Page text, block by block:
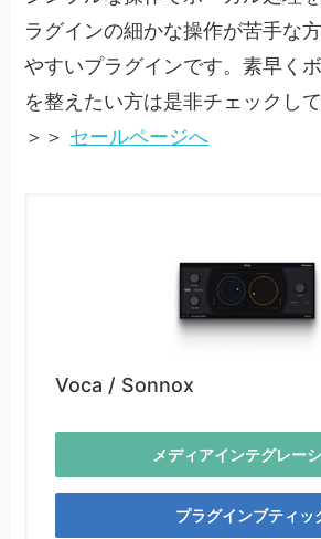
ラグインの細かな操作が苦手な
やすいプラグインです。素早く
を整えたい方は是非チェックし
＞＞ セールページへ
Voca / Sonnox
メディアインテグレー
プラグインブティッ